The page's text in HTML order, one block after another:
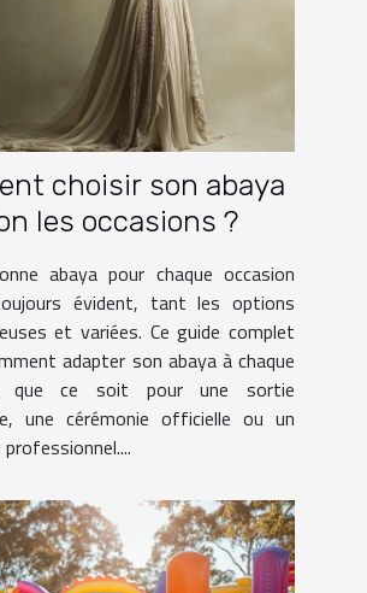
choisir son abaya
les occasions ?
abaya pour chaque occasion
évident, tant les options
et variées. Ce guide complet
adapter son abaya à chaque
que ce soit pour une sortie
une cérémonie officielle ou un